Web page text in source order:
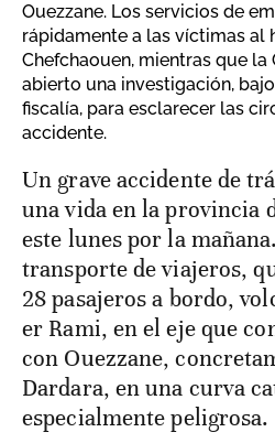
Ouezzane. Los servicios de
rápidamente a las víctimas al
Chefchaouen, mientras que la
abierto una investigación,
fiscalía, para esclarecer las
accidente.
Un grave accidente de tráfico se ha cobrado
una vida en la provincia
este lunes por la
transporte de viajeros,
28 pasajeros a bordo,
er Rami, en el eje que
con Ouezzane,
Dardara, en una curva
especialmente peligrosa.